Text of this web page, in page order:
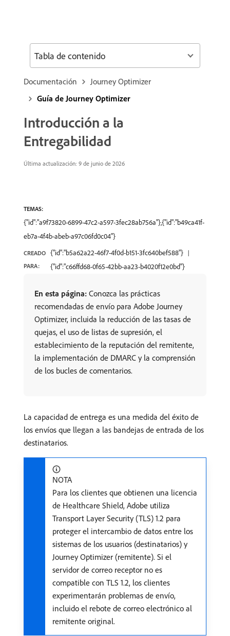
Documentación
Journey Optimizer
Guía de Journey Optimizer
Introducción a la
Entregabilidad
Última actualización: 9 de junio de 2026
TEMAS:
{"id":"a9f73820-6899-47c2-a597-3fec28ab756a"},{"id":"b49ca41f-
eb7a-4f4b-abeb-a97c06fd0c04"}
CREADO
PARA:
{"id":"b5a62a22-46f7-4f0d-b151-3fc640bef588"}
{"id":"c66ffd68-0f65-42bb-aa23-b4020f12e0bd"}
En esta página: Conozca las prácticas
recomendadas de envío para Adobe Journey
Optimizer, incluida la reducción de las tasas de
quejas, el uso de listas de supresión, el
establecimiento de la reputación del remitente,
la implementación de DMARC y la comprensión
de los bucles de comentarios.
La capacidad de entrega es una medida del éxito de
los envíos que llegan a las bandejas de entrada de los
destinatarios.
NOTA
Para los clientes que obtienen una licencia
de Healthcare Shield, Adobe utiliza
Transport Layer Security (TLS) 1.2 para
proteger el intercambio de datos entre los
sistemas de los usuarios (destinatarios) y
Journey Optimizer (remitente). Si el
servidor de correo receptor no es
compatible con TLS 1.2, los clientes
experimentarán problemas de envío,
incluido el rebote de correo electrónico al
remitente original.
Tabla de contenido